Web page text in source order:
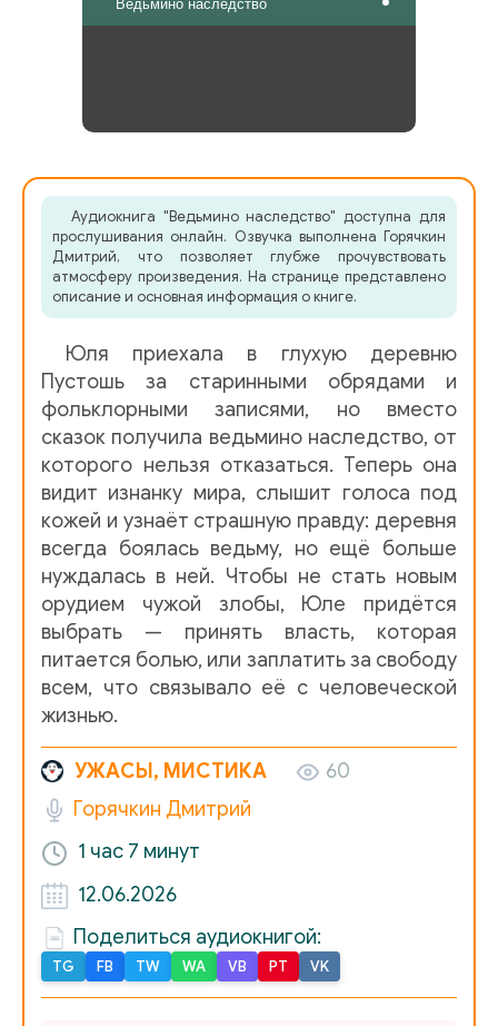
Ведьмино наследство
Аудиокнига "Ведьмино наследство" доступна для
прослушивания онлайн. Озвучка выполнена Горячкин
Дмитрий, что позволяет глубже прочувствовать
атмосферу произведения. На странице представлено
описание и основная информация о книге.
Юля приехала в глухую деревню
Пустошь за старинными обрядами и
фольклорными записями, но вместо
сказок получила ведьмино наследство, от
которого нельзя отказаться. Теперь она
видит изнанку мира, слышит голоса под
кожей и узнаёт страшную правду: деревня
всегда боялась ведьму, но ещё больше
нуждалась в ней. Чтобы не стать новым
орудием чужой злобы, Юле придётся
выбрать — принять власть, которая
питается болью, или заплатить за свободу
всем, что связывало её с человеческой
жизнью.
УЖАСЫ, МИСТИКА
60
Горячкин Дмитрий
1 час 7 минут
12.06.2026
Поделиться аудиокнигой:
TG FB TW WA VB PT VK